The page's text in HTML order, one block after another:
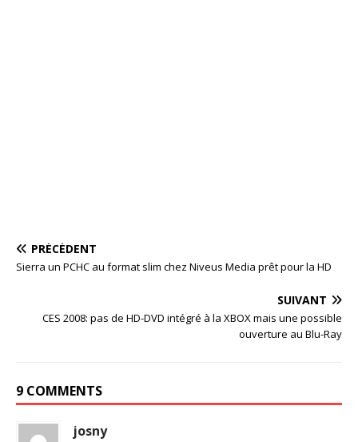
PRÉCÉDENT
Sierra un PCHC au format slim chez Niveus Media prêt pour la HD
SUIVANT
CES 2008: pas de HD-DVD intégré à la XBOX mais une possible
ouverture au Blu-Ray
9 COMMENTS
josny